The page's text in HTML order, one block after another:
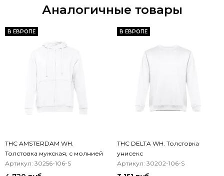
Аналогичные товары
В ЕВРОПЕ
THC AMSTERDAM WH.
Толстовка мужская, с молнией
и капюшоном
Артикул: 30256-106-S
В ЕВРОПЕ
THC DELTA WH. Толстовка
унисекс
Артикул: 30202-106-S